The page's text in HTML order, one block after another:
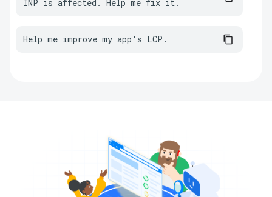
INP is affected. Help me fix it.
Help me improve my app's LCP.